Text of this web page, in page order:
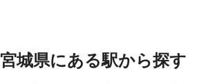
宮城県にある駅から探す